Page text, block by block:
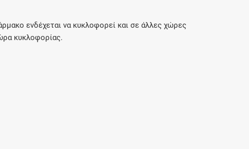
ενδέχεται να κυκλοφορεί και σε άλλες χώρες
κυκλοφορίας.